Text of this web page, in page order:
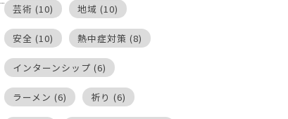
芸術 (10) 地域 (10)
安全 (10) 熱中症対策 (8)
インターンシップ (6)
ラーメン (6) 祈り (6)